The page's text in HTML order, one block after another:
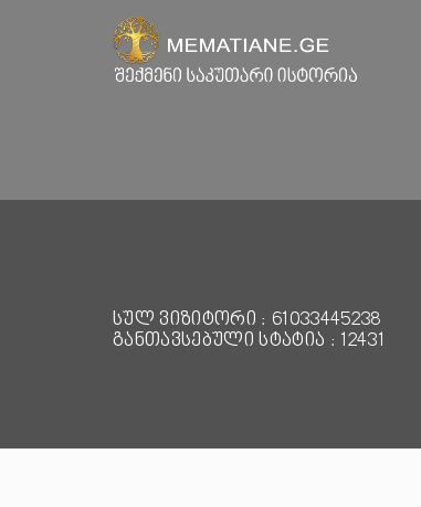
სულ ვიზიტორი : 61033445238
განთავსებული სტატია : 12431